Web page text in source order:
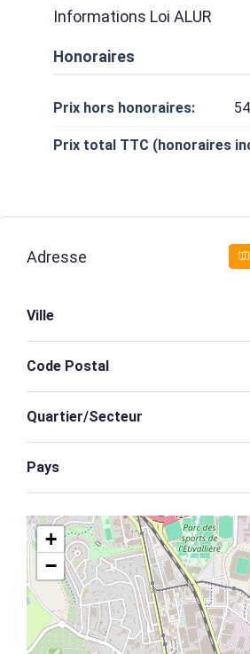
Informations Loi ALUR
Honoraires
Prix hors honoraires:
Prix total TTC (honoraires
Adresse
Ville
Code Postal
Quartier/Secteur
Pays
+
−